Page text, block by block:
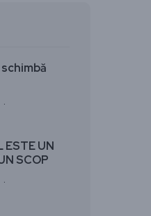
ESTE UN
SCOP